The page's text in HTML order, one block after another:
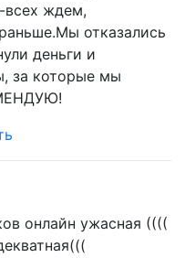
всех ждем,
отказались
деньги и
за которые мы
онлайн ужасная ((((